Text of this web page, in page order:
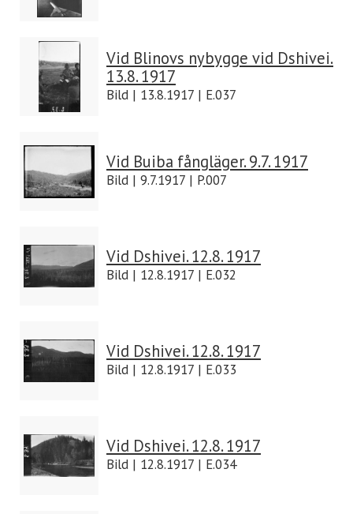
Vid Blinovs nybygge vid Dshivei.
13.8. 1917
Bild | 13.8.1917 | E.037
Vid Buiba fångläger. 9.7. 1917
Bild | 9.7.1917 | P.007
Vid Dshivei. 12.8. 1917
Bild | 12.8.1917 | E.032
Vid Dshivei. 12.8. 1917
Bild | 12.8.1917 | E.033
Vid Dshivei. 12.8. 1917
Bild | 12.8.1917 | E.034